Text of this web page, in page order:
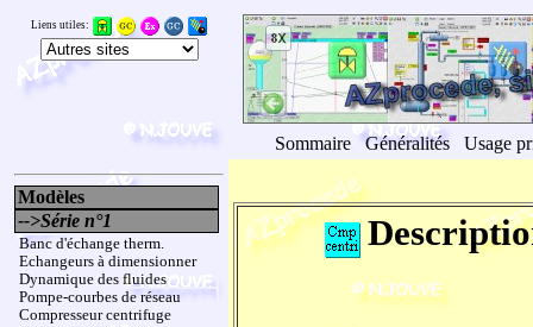
Liens utiles:
Sommaire Généralités Usage
Modèles
-->Série n°1
Banc d'échange therm.
Echangeurs à dimensionner
Dynamique des fluides
Pompe-courbes de réseau
Compresseur centrifuge